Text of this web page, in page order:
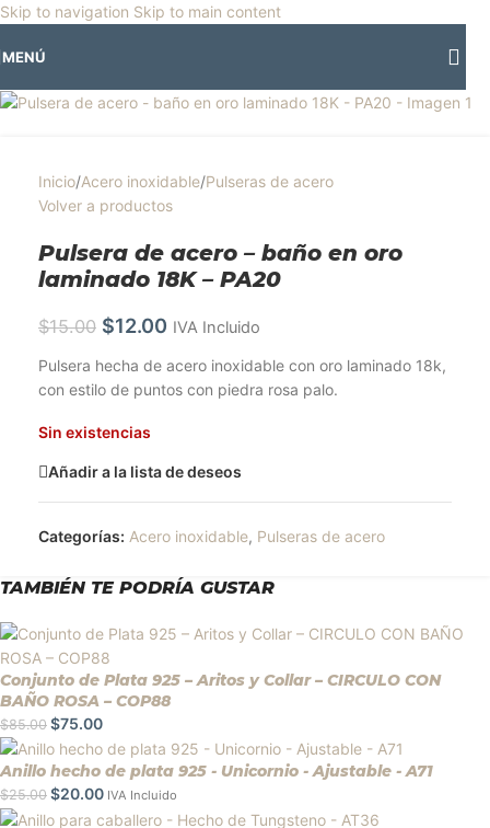
Skip to navigation Skip to main content
🎡Horario especial por vacaciones agostinas
MENÚ
Agotado
Inicio/Acero inoxidable/Pulseras de acero
Volver a productos
Pulsera de acero – baño en oro
laminado 18K – PA20
$15.00 $12.00 IVA Incluido
Pulsera hecha de acero inoxidable con oro laminado 18k,
con estilo de puntos con piedra rosa palo.
Sin existencias
Añadir a la lista de deseos
Categorías: Acero inoxidable, Pulseras de acero
TAMBIÉN TE PODRÍA GUSTAR
Conjunto de Plata 925 – Aritos y Collar – CIRCULO CON
BAÑO ROSA – COP88
$85.00 $75.00
Anillo hecho de plata 925 - Unicornio - Ajustable - A71
$25.00 $20.00 IVA Incluido